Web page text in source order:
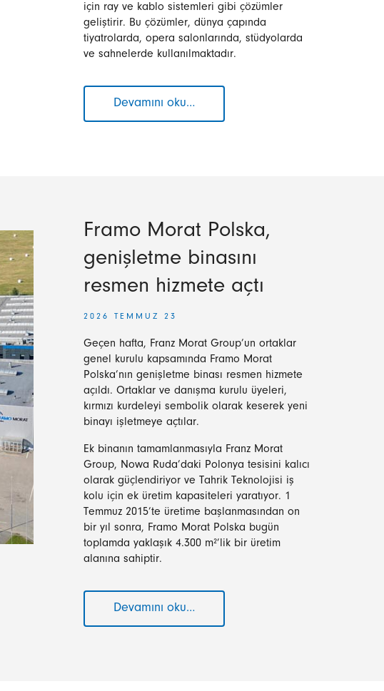
için ray ve kablo sistemleri gibi çözümler
geliştirir. Bu çözümler, dünya çapında
tiyatrolarda, opera salonlarında, stüdyolarda
ve sahnelerde kullanılmaktadır.
Devamını oku…
Compacta
Şaft
Sahne
Teknolojisine
Hareket
Katıyor
Framo Morat Polska,
genişletme binasını
resmen hizmete açtı
2026 TEMMUZ 23
Geçen hafta, Franz Morat Group’un ortaklar
genel kurulu kapsamında Framo Morat
Polska’nın genişletme binası resmen hizmete
açıldı. Ortaklar ve danışma kurulu üyeleri,
kırmızı kurdeleyi sembolik olarak keserek yeni
binayı işletmeye açtılar.
Ek binanın tamamlanmasıyla Franz Morat
Group, Nowa Ruda’daki Polonya tesisini kalıcı
olarak güçlendiriyor ve Tahrik Teknolojisi iş
kolu için ek üretim kapasiteleri yaratıyor. 1
Temmuz 2015’te üretime başlanmasından on
bir yıl sonra, Framo Morat Polska bugün
toplamda yaklaşık 4.300 m²’lik bir üretim
alanına sahiptir.
Devamını oku…
Framo
Morat